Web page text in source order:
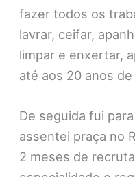
fazer todos os
lavrar, ceifar,
limpar e enxertar,
até aos 20 anos de
De seguida fui
assentei praça no
2 meses de